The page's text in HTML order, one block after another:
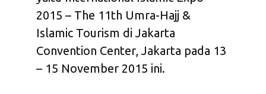
2015 – The 11th Umra-Hajj &
Islamic Tourism di Jakarta
Convention Center, Jakarta pada 13
– 15 November 2015 ini.